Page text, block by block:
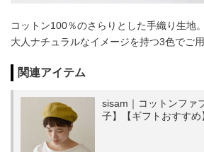
コットン100％のさらりとした手織り生地。
大人ナチュラルなイメージを持つ3色でご用
関連アイテム
sisam｜コットンファ
子】【ギフトおすすめ